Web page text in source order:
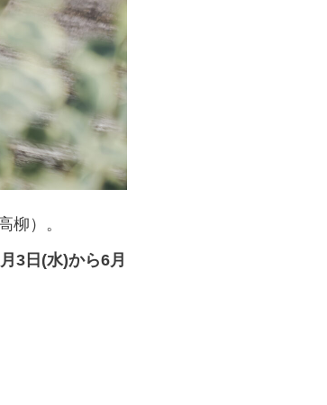
柳）。
3日(水)から6月